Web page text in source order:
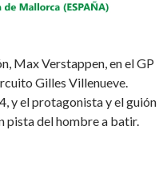
Max Verstappen, en el GP
Gilles Villenueve.
y el protagonista y el guión
pista del hombre a batir.